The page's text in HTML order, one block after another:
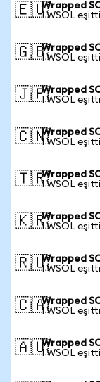
🇪🇺Wrapped
1 WSOL
🇬🇧Wrapped
1 WSOL
🇯🇵Wrapped
1 WSOL
🇨🇳Wrapped
1 WSOL
🇹🇷Wrapped
1 WSOL
🇰🇷Wrapped
1 WSOL
🇷🇺Wrapped
1 WSOL
🇨🇦Wrapped
1 WSOL
🇦🇺Wrapped
1 WSOL